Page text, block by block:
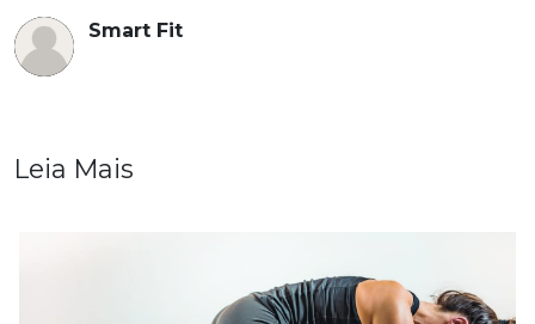
Smart Fit
Leia Mais